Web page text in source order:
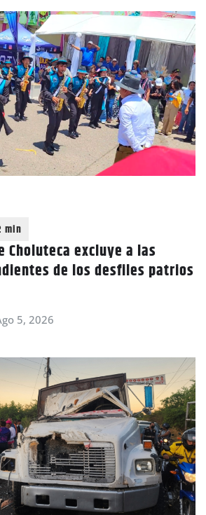
Choluteca excluye a las
de los desfiles patrios
5, 2026